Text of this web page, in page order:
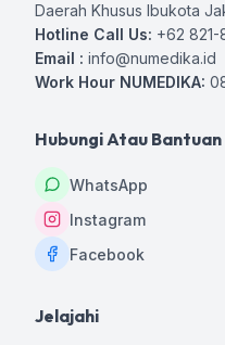
Daerah Khusus Ibukota
Hotline Call Us: +62
Email : info@numedika.id
Work Hour NUMEDIKA:
Hubungi Atau Bantuan
WhatsApp
Instagram
Facebook
Jelajahi